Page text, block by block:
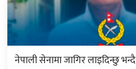
नेपाली सेनामा जागिर लाइदिन्छु